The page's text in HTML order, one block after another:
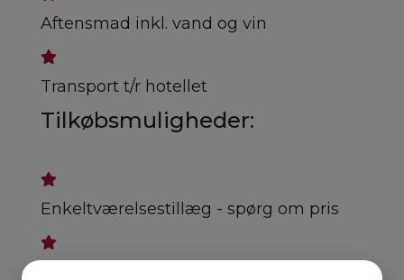
Aftensmad inkl. vand og vin
Transport t/r hotellet
Tilkøbsmuligheder:
Enkeltværelsestillæg - spørg om pris